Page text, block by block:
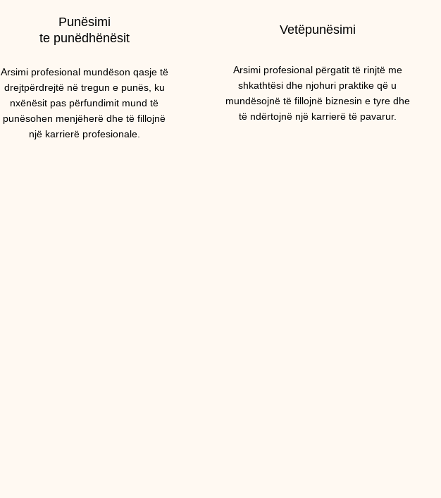
Punësimi
te punëdhënësit
Arsimi profesional mundëson qasje të
drejtpërdrejtë në tregun e punës, ku
nxënësit pas përfundimit mund të
punësohen menjëherë dhe të fillojnë
një karrierë profesionale.
Vetëpunësimi
Arsimi profesional përgatit të rinjtë me
shkathtësi dhe njohuri praktike që u
mundësojnë të fillojnë biznesin e tyre dhe
të ndërtojnë një karrierë të pavarur.